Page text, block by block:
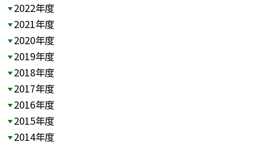
2022年度
2021年度
2020年度
2019年度
2018年度
2017年度
2016年度
2015年度
2014年度